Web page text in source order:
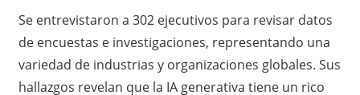
Se entrevistaron a 302 ejecutivos para revisar datos
de encuestas e investigaciones, representando una
variedad de industrias y organizaciones globales. Sus
hallazgos revelan que la IA generativa tiene un rico